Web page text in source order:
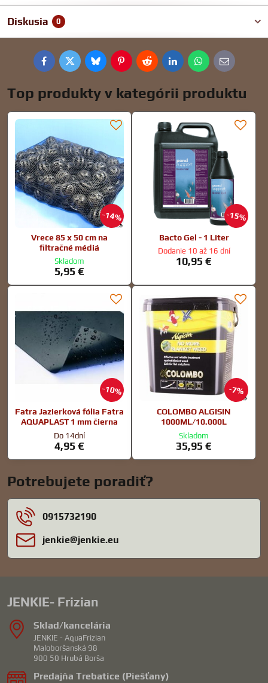
Diskusia 0
FacebookTwitterBlueskyPinterestRedditLinkedInWhatsApp
E-
mail
Top produkty v kategórii produktu
14%
Vrece 85 x 50 cm na
filtračné médiá
Skladom
5,95 €
15%
Bacto Gel - 1 Liter
Dodanie 10 až 16 dní
10,95 €
10%
Fatra Jazierková fólia Fatra
AQUAPLAST 1 mm čierna
Do 14dní
4,95 €
7%
COLOMBO ALGISIN
1000ML/10.000L
Skladom
35,95 €
Potrebujete poradiť?
0915732190
jenkie​@jenkie​.eu
JENKIE- Frizian
Sklad/kancelária
JENKIE - AquaFrizian
Maloboršanská 98
900 50 Hrubá Borša
Predajňa Trebatice (Piešťany)